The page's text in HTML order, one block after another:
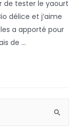
de tester le yaourt
délice et j’aime
a apporté pour
de …